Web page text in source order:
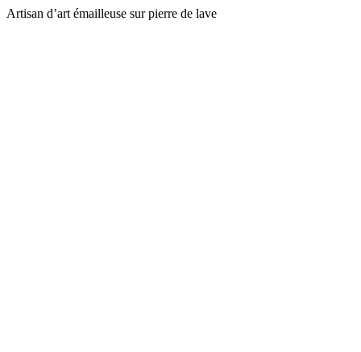
Artisan d’art émailleuse sur pierre de lave